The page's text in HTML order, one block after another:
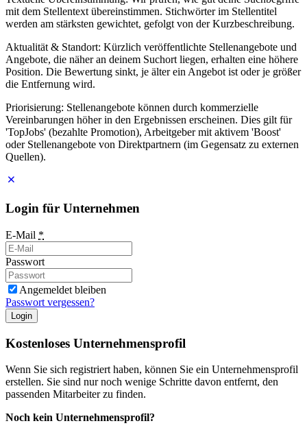
mit dem Stellentext übereinstimmen. Stichwörter im Stellentitel
werden am stärksten gewichtet, gefolgt von der Kurzbeschreibung.
Aktualität & Standort: Kürzlich veröffentlichte Stellenangebote und
Angebote, die näher an deinem Suchort liegen, erhalten eine höhere
Position. Die Bewertung sinkt, je älter ein Angebot ist oder je größer
die Entfernung wird.
Priorisierung: Stellenangebote können durch kommerzielle
Vereinbarungen höher in den Ergebnissen erscheinen. Dies gilt für
'TopJobs' (bezahlte Promotion), Arbeitgeber mit aktivem 'Boost'
oder Stellenangebote von Direktpartnern (im Gegensatz zu externen
Quellen).
Login für Unternehmen
E-Mail *
Passwort
Angemeldet bleiben
Passwort vergessen?
Login
Kostenloses Unternehmensprofil
Wenn Sie sich registriert haben, können Sie ein Unternehmensprofil
erstellen. Sie sind nur noch wenige Schritte davon entfernt, den
passenden Mitarbeiter zu finden.
Noch kein Unternehmensprofil?